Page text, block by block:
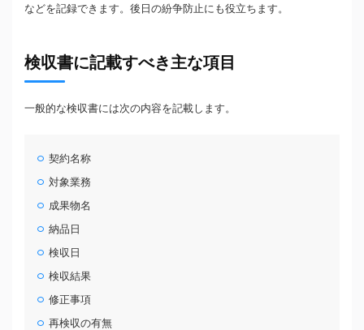
などを記録できます。後日の紛争防止にも役立ちます。
検収書に記載すべき主な項目
一般的な検収書には次の内容を記載します。
契約名称
対象業務
成果物名
納品日
検収日
検収結果
修正事項
再検収の有無